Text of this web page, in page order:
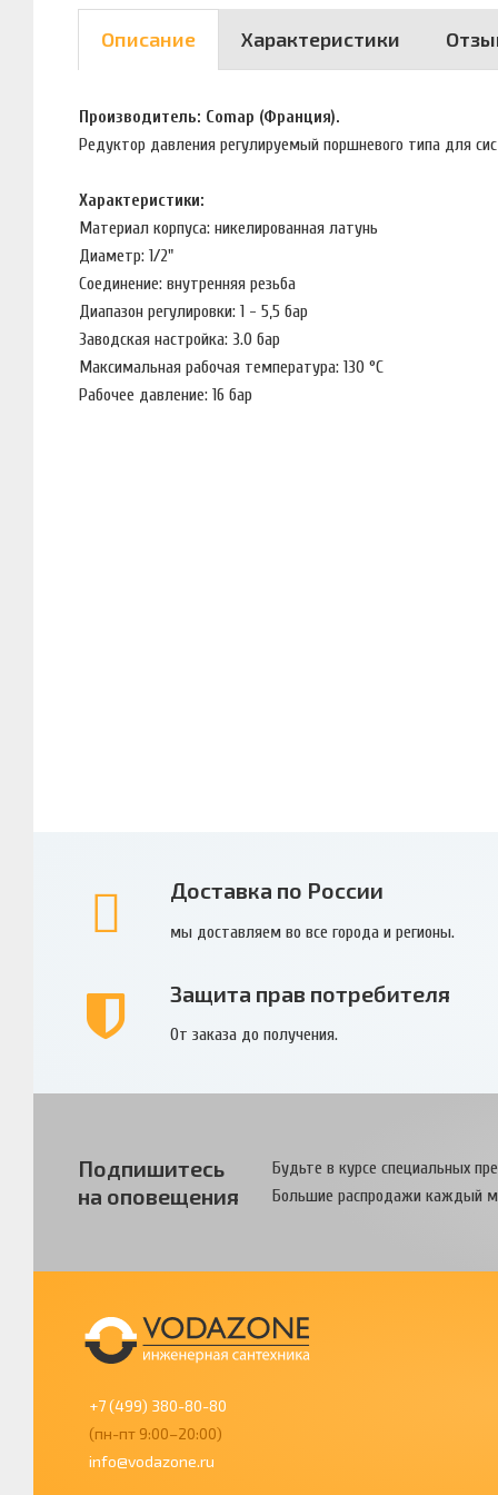
Описание Характеристики
Производитель: Comap (Франция).
Редуктор давления регулируемый поршневого типа для
Характеристики:
Материал корпуса: никелированная латунь
Диаметр: 1/2"
Соединение: внутренняя резьба
Диапазон регулировки: 1 - 5,5 бар
Заводская настройка: 3.0 бар
Максимальная рабочая температура: 130 °С
Рабочее давление: 16 бар
Доставка по России
мы доставляем во все города и регионы.
Защита прав потребителя
От заказа до получения.
Подпишитесь
на оповещения
Будьте в курсе специальных
Большие распродажи каждый
+7 (499) 380-80-80
(пн-пт 9:00–20:00)
info@vodazone.ru